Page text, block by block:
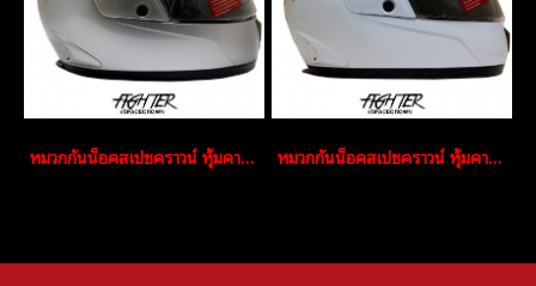
หมวกกันน็อคสเปซคราวน์ หุ้มคาง Fighter-C สีบรอนซ์ หมวกกันน็อคสเปซคราวน์ หุ้มคาง Fighter-C สีขาว